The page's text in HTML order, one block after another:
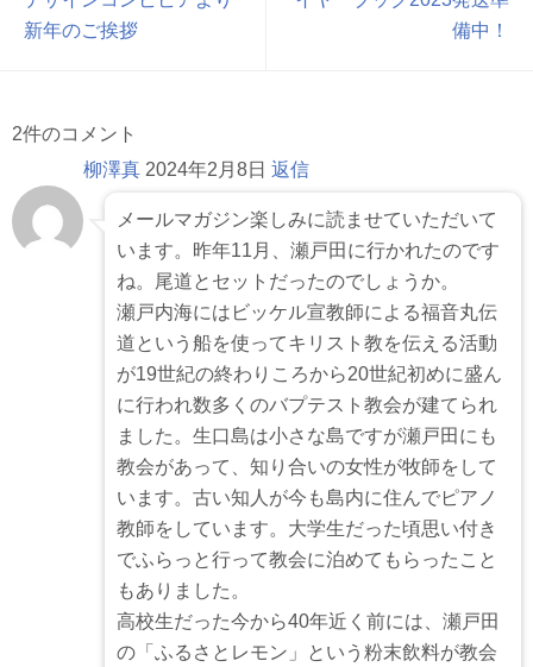
新年のご挨拶
備中！
2件のコメント
柳澤真 2024年2月8日 返信
メールマガジン楽しみに読ませていただいて
います。昨年11月、瀬戸田に行かれたのです
ね。尾道とセットだったのでしょうか。
瀬戸内海にはビッケル宣教師による福音丸伝
道という船を使ってキリスト教を伝える活動
が19世紀の終わりころから20世紀初めに盛ん
に行われ数多くのバプテスト教会が建てられ
ました。生口島は小さな島ですが瀬戸田にも
教会があって、知り合いの女性が牧師をして
います。古い知人が今も島内に住んでピアノ
教師をしています。大学生だった頃思い付き
でふらっと行って教会に泊めてもらったこと
もありました。
高校生だった今から40年近く前には、瀬戸田
の「ふるさとレモン」という粉末飲料が教会